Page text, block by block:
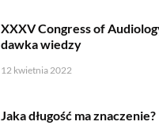
XXXV Congress of
dawka wiedzy
12 kwietnia 2022
Jaka długość ma znaczenie?